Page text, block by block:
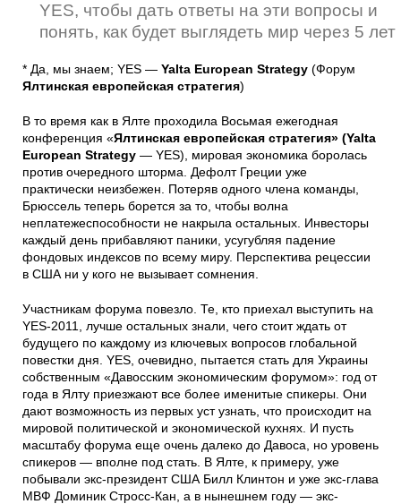
YES, чтобы дать ответы на эти вопросы и
понять, как будет выглядеть мир через 5 лет
* Да, мы знаем; YES — Yalta European Strategy (Форум
Ялтинская европейская стратегия)
В то время как в Ялте проходила Восьмая ежегодная
конференция «Ялтинская европейская стратегия» (Yalta
European Strategy — YES), мировая экономика боролась
против очередного шторма. Дефолт Греции уже
практически неизбежен. Потеряв одного члена команды,
Брюссель теперь борется за то, чтобы волна
неплатежеспособности не накрыла остальных. Инвесторы
каждый день прибавляют паники, усугубляя падение
фондовых индексов по всему миру. Перспектива рецессии
в США ни у кого не вызывает сомнения.
Участникам форума повезло. Те, кто приехал выступить на
YES-2011, лучше остальных знали, чего стоит ждать от
будущего по каждому из ключевых вопросов глобальной
повестки дня. YES, очевидно, пытается стать для Украины
собственным «Давосским экономическим форумом»: год от
года в Ялту приезжают все более именитые спикеры. Они
дают возможность из первых уст узнать, что происходит на
мировой политической и экономической кухнях. И пусть
масштабу форума еще очень далеко до Давоса, но уровень
спикеров — вполне под стать. В Ялте, к примеру, уже
побывали экс-президент США Билл Клинтон и уже экс-глава
МВФ Доминик Стросс-Кан, а в нынешнем году — экс-